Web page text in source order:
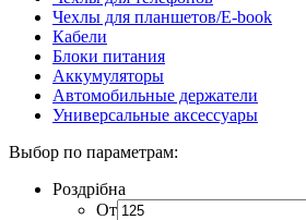
Чехлы для планшетов/E-book
Кабели
Блоки питания
Аккумуляторы
Автомобильные держатели
Универсальные аксессуары
Выбор по параметрам:
Роздрібна
От